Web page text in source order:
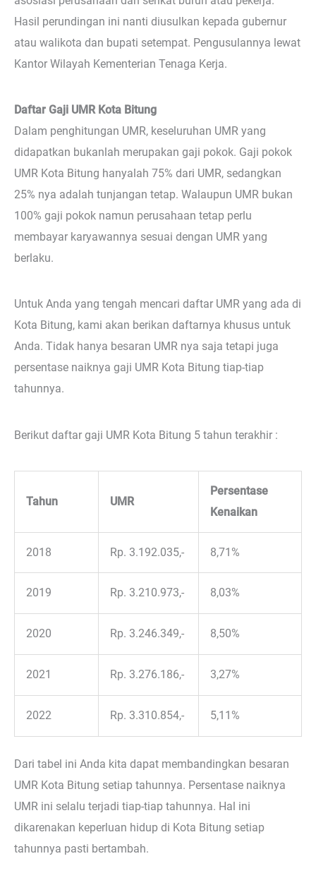
Hasil perundingan ini nanti diusulkan kepada gubernur
atau walikota dan bupati setempat. Pengusulannya lewat
Kantor Wilayah Kementerian Tenaga Kerja.
Daftar Gaji UMR Kota Bitung
Dalam penghitungan UMR, keseluruhan UMR yang
didapatkan bukanlah merupakan gaji pokok. Gaji pokok
UMR Kota Bitung hanyalah 75% dari UMR, sedangkan
25% nya adalah tunjangan tetap. Walaupun UMR bukan
100% gaji pokok namun perusahaan tetap perlu
membayar karyawannya sesuai dengan UMR yang
berlaku.
Untuk Anda yang tengah mencari daftar UMR yang ada di
Kota Bitung, kami akan berikan daftarnya khusus untuk
Anda. Tidak hanya besaran UMR nya saja tetapi juga
persentase naiknya gaji UMR Kota Bitung tiap-tiap
tahunnya.
Berikut daftar gaji UMR Kota Bitung 5 tahun terakhir :
Tahun UMR
Persentase
Kenaikan
2018 Rp. 3.192.035,- 8,71%
2019 Rp. 3.210.973,- 8,03%
2020 Rp. 3.246.349,- 8,50%
2021 Rp. 3.276.186,- 3,27%
2022 Rp. 3.310.854,- 5,11%
Dari tabel ini Anda kita dapat membandingkan besaran
UMR Kota Bitung setiap tahunnya. Persentase naiknya
UMR ini selalu terjadi tiap-tiap tahunnya. Hal ini
dikarenakan keperluan hidup di Kota Bitung setiap
tahunnya pasti bertambah.